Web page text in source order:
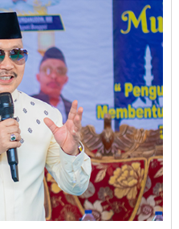
Damai
Jelang
Pilkada
Banggai